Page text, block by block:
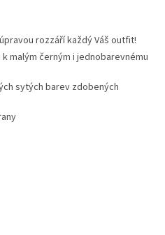
rozzáří každý Váš outfit!
malým černým i jednobarevnému
sytých barev zdobených